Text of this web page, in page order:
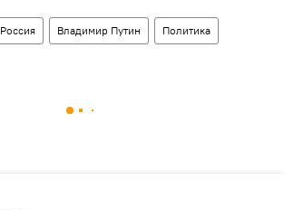
Россия Владимир Путин Политика